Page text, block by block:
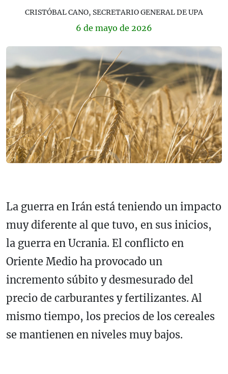
CRISTÓBAL CANO, SECRETARIO GENERAL DE UPA
6 de mayo de 2026
La guerra en Irán está teniendo un impacto
muy diferente al que tuvo, en sus inicios,
la guerra en Ucrania. El conflicto en
Oriente Medio ha provocado un
incremento súbito y desmesurado del
precio de carburantes y fertilizantes. Al
mismo tiempo, los precios de los cereales
se mantienen en niveles muy bajos.